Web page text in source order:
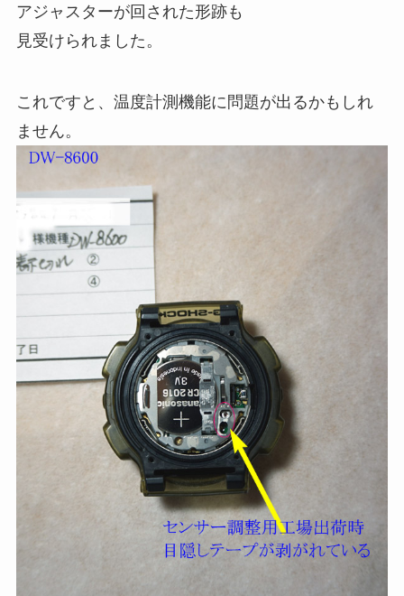
アジャスターが回された形跡も
見受けられました。
これですと、温度計測機能に問題が出るかもしれ
ません。